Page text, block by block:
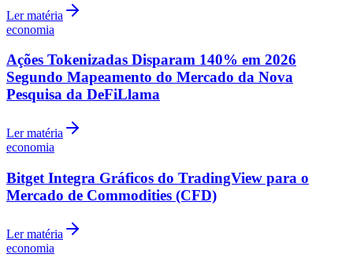
Flamengo
Ler matéria
economia
Ações Tokenizadas Disparam 140% em 2026
Segundo Mapeamento do Mercado da Nova
Pesquisa da DeFiLlama
Ler matéria
economia
Bitget Integra Gráficos do TradingView para o
Mercado de Commodities (CFD)
Ler matéria
economia